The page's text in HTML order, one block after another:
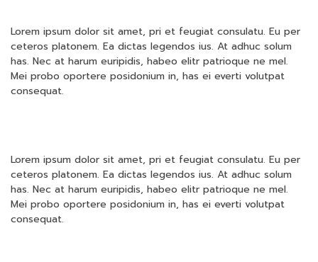
Lorem ipsum dolor sit amet, pri et feugiat consulatu. Eu per
ceteros platonem. Ea dictas legendos ius. At adhuc solum
has. Nec at harum euripidis, habeo elitr patrioque ne mel.
Mei probo oportere posidonium in, has ei everti volutpat
consequat.
Lorem ipsum dolor sit amet, pri et feugiat consulatu. Eu per
ceteros platonem. Ea dictas legendos ius. At adhuc solum
has. Nec at harum euripidis, habeo elitr patrioque ne mel.
Mei probo oportere posidonium in, has ei everti volutpat
consequat.